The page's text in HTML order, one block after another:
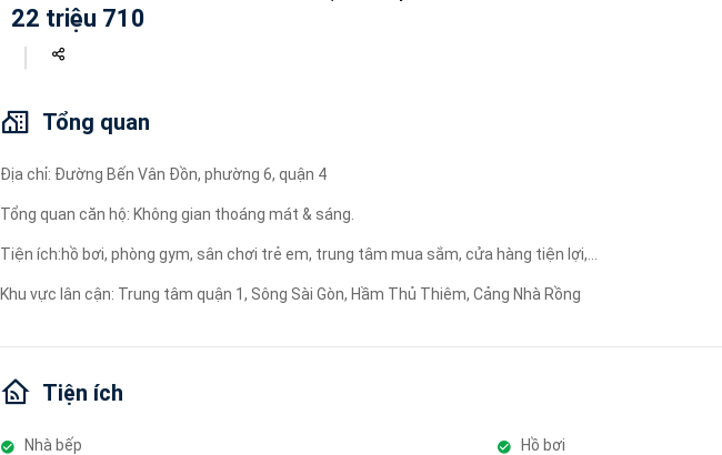
Máy lọc nước
22 triệu 710
Tổng quan
Địa chỉ: Đường Bến Vân Đồn, phường 6, quận 4
Tổng quan căn hộ: Không gian thoáng mát & sáng.
Tiện ích:hồ bơi, phòng gym, sân chơi trẻ em, trung tâm mua sắm, cửa hàng tiện lợi,...
Khu vực lân cận: Trung tâm quận 1, Sông Sài Gòn, Hầm Thủ Thiêm, Cảng Nhà Rồng
Tiện ích
Nhà bếp
Hồ bơi